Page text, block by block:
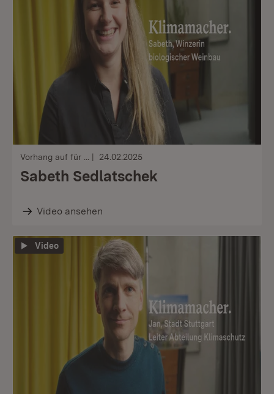
Vorhang auf für ... 24.02.2025
Sabeth Sedlatschek
Video ansehen
Video